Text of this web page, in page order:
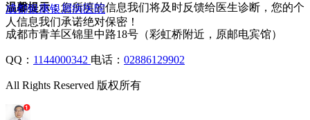
温馨提示：您所填的信息我们将及时反馈给医生诊断，您的个
人信息我们承诺绝对保密！
成都银康银屑病医院
成都市青羊区锦里中路18号（彩虹桥附近，原邮电宾馆）
QQ： 1144000342 电话： 02886129902
All Rights Reserved 版权所有